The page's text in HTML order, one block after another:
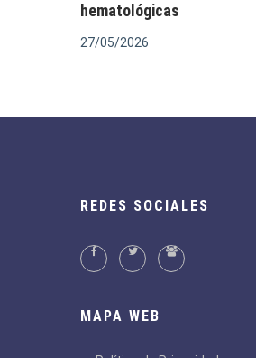
hematológicas
27/05/2026
REDES SOCIALES
MAPA WEB